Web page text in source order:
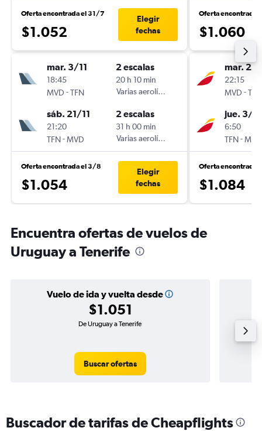
Oferta encontrada el 31/7
$1.052
Elegir
fechas
mar. 3/11
18:45
MVD -TFN
2 escalas
20 h 10 min
Varias aerolíneas
sáb. 21/11
21:20
TFN-MVD
2 escalas
31 h 00 min
Varias aerolíneas
Oferta encontrada el 3/8
$1.054
Elegir
fechas
Oferta encontrada
$1.060
mar.
22:15
MVD -TFN
jue. 3/
6:50
TFN-MVD
Oferta encontrada
$1.084
Encuentra ofertas de vuelos de
Uruguay a Tenerife
Vuelo de ida y vuelta desde
$1.051
De Uruguay a Tenerife
Buscar ofertas
Buscador de tarifas de Cheapflights